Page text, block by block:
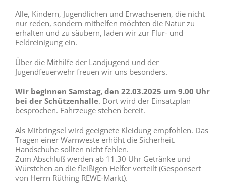
Alle, Kindern, Jugendlichen und Erwachsenen, die nicht
nur reden, sondern mithelfen möchten die Natur zu
erhalten und zu säubern, laden wir zur Flur- und
Feldreinigung ein.
Über die Mithilfe der Landjugend und der
Jugendfeuerwehr freuen wir uns besonders.
Wir beginnen Samstag, den 22.03.2025 um 9.00 Uhr
bei der Schützenhalle. Dort wird der Einsatzplan
besprochen. Fahrzeuge stehen bereit.
Als Mitbringsel wird geeignete Kleidung empfohlen. Das
Tragen einer Warnweste erhöht die Sicherheit.
Handschuhe sollten nicht fehlen.
Zum Abschluß werden ab 11.30 Uhr Getränke und
Würstchen an die fleißigen Helfer verteilt (Gesponsert
von Herrn Rüthing REWE-Markt).